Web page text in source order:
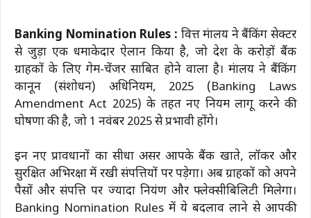
Banking Nomination Rules : वित्त मंत्रालय ने बैंकिंग सेक्टर
से जुड़ा एक धमाकेदार ऐलान किया है, जो देश के करोड़ों बैंक
ग्राहकों के लिए गेम-चेंजर साबित होने वाला है। मंत्रालय ने बैंकिंग
कानून (संशोधन) अधिनियम, 2025 (Banking Laws
Amendment Act 2025) के तहत नए नियम लागू करने की
घोषणा की है, जो 1 नवंबर 2025 से प्रभावी होंगे।
इन नए प्रावधानों का सीधा असर आपके बैंक खाते, लॉकर और
सुरक्षित अभिरक्षा में रखी संपत्तियों पर पड़ेगा। अब ग्राहकों को अपने
पैसों और संपत्ति पर ज्यादा नियंत्रण और फ्लेक्सीबिलिटी मिलेगा।
Banking Nomination Rules में ये बदलाव लाने से आपकी